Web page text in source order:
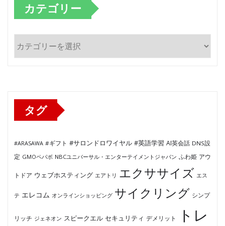
カテゴリー
テ
タグ
#ARASAWA #ギフト #サロンドロワイヤル #英語学習 AI英会話 DNS設
定 GMOペパボ NBCユニバーサル・エンターテイメントジャパン ふわ姫 アウ
トドア ウェブホスティング エアトリ エクササイズ エス
テ エレコム オンラインショッピング サイクリング シンプ
リッチ ジェネオン スピークエル セキュリティ デメリット
トレ